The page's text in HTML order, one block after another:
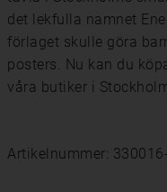
det lekfulla namnet
förlaget skulle göra
posters. Nu kan du
våra butiker i
Artikelnummer: